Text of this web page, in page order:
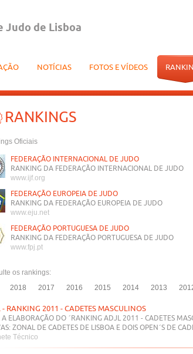
Judo de Lisboa
NOTÍCIAS FOTOS E VÍDEOS
RANKINGS
Oficiais
FEDERAÇÃO INTERNACIONAL DE JUDO
RANKING DA FEDERAÇÃO INTERNACIONAL DE JUDO
www.ijf.org
FEDERAÇÃO EUROPEIA DE JUDO
RANKING DA FEDERAÇÃO EUROPEIA DE JUDO
www.eju.net
FEDERAÇÃO PORTUGUESA DE JUDO
RANKING DA FEDERAÇÃO PORTUGUESA DE JUDO
www.fpj.pt
os rankings:
2018 2017 2016 2015 2014 2013
RANKING 2011 - CADETES MASCULINOS
A ELABORAÇÃO DO ´RANKING ADJL 2011 - CADETES
ZONAL DE CADETES DE LISBOA E DOIS OPEN´S DE
Técnico